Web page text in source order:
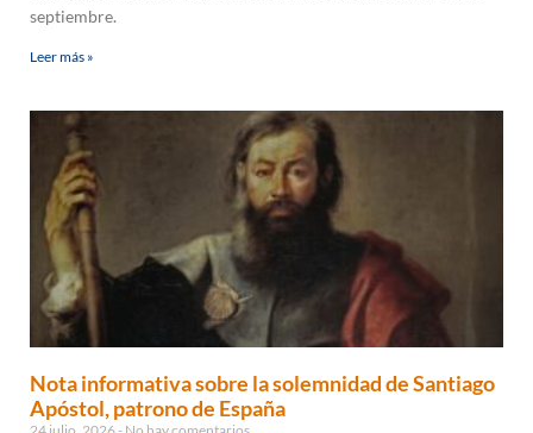
septiembre.
Leer más »
Nota informativa sobre la solemnidad de Santiago
Apóstol, patrono de España